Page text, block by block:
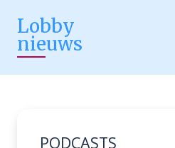
Lobby
nieuws
PODCASTS